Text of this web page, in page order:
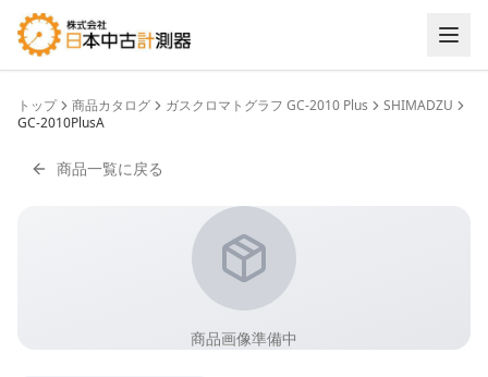
トップ 商品カタログ ガスクロマトグラフ GC-2010 Plus
SHIMADZU
GC-2010PlusA
商品一覧に戻る
商品画像準備中